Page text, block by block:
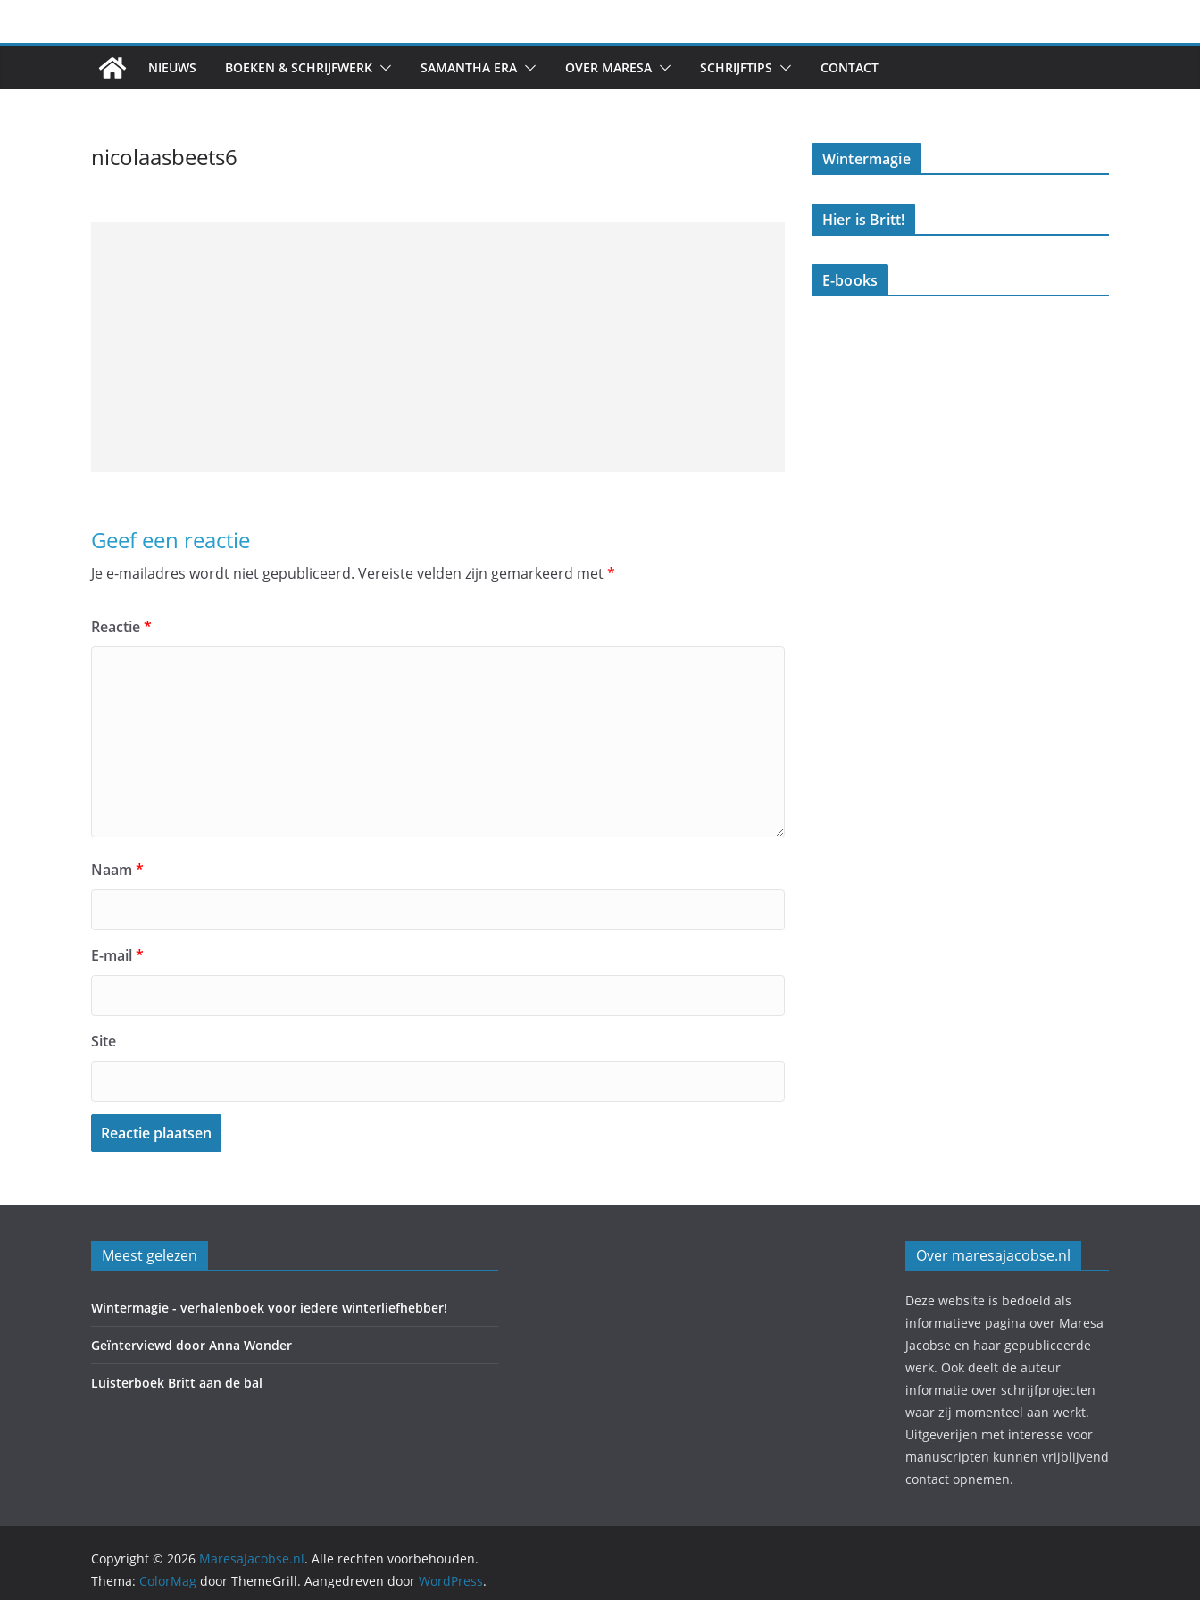
inhoud
NIEUWS BOEKEN & SCHRIJFWERK SAMANTHA ERA OVER MARESA SCHRIJFTIPS CONTACT
nicolaasbeets6
Geef een reactie
Je e-mailadres wordt niet gepubliceerd. Vereiste velden zijn gemarkeerd met*
Reactie*
Naam *
E-mail*
Site
Wintermagie
Hier is Britt!
E-books
Meest gelezen
Wintermagie - verhalenboek voor iedere winterliefhebber!
Geïnterviewd door Anna Wonder
Luisterboek Britt aan de bal
Over maresajacobse.nl
Deze website is bedoeld als
informatieve pagina over Maresa
Jacobse en haar gepubliceerde
werk. Ook deelt de auteur
informatie over schrijfprojecten
waar zij momenteel aan werkt.
Uitgeverijen met interesse voor
manuscripten kunnen vrijblijvend
contact opnemen.
Copyright © 2026 MaresaJacobse.nl. Alle rechten voorbehouden.
Thema: ColorMag door ThemeGrill. Aangedreven door WordPress.